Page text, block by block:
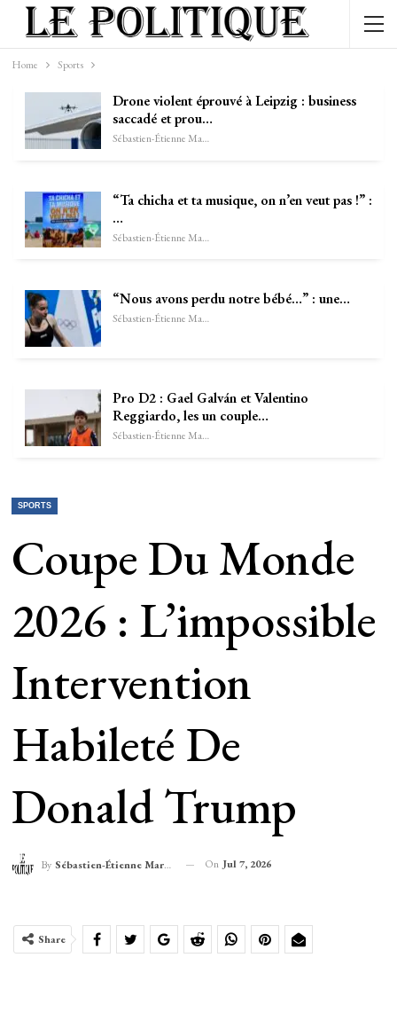
Home Sports
Drone violent éprouvé à Leipzig : business
saccadé et prou…
Sébastien-Étienne Marechal
“Ta chicha et ta musique, on n’en veut pas !” :
…
Sébastien-Étienne Marechal
“Nous avons perdu notre bébé…” : une…
Sébastien-Étienne Marechal
Pro D2 : Gael Galván et Valentino
Reggiardo, les un couple…
Sébastien-Étienne Marechal
SPORTS
Coupe Du Monde
2026 : L’impossible
Intervention
Habileté De
Donald Trump
By Sébastien-Étienne Marechal On Jul 7, 2026
Share